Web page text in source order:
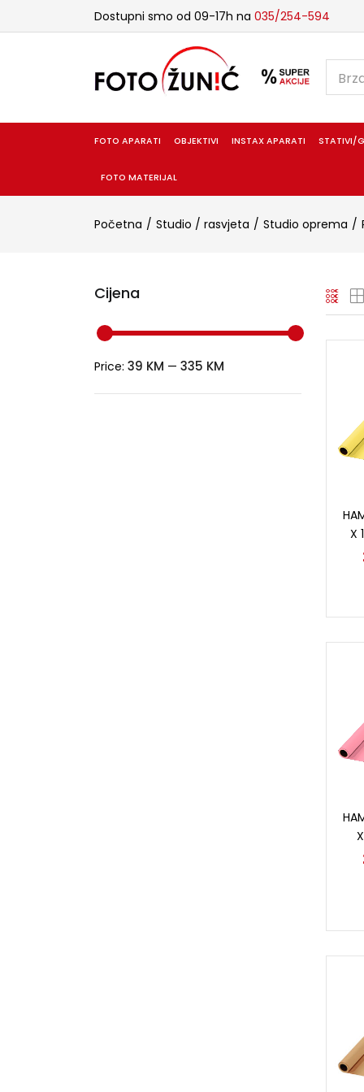
Dostupni smo od 09-17h na 035/254-594
FOTO APARATI OBJEKTIVI INSTAX APARATI STATIVI/
FOTO MATERIJAL
Početna Studio / rasvjeta Studio oprema
X
Cijena
Price: 39 KM — 335 KM